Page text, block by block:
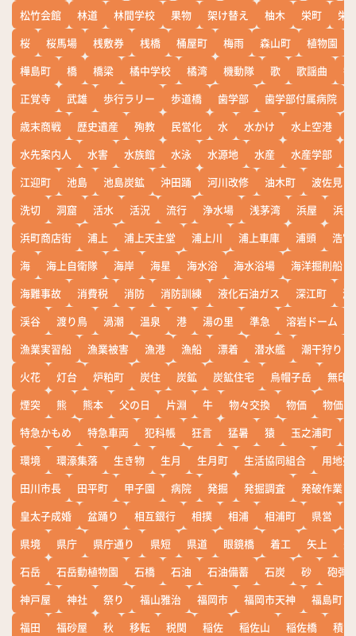
松竹会館 林道 林間学校 果物 架け替え 柚木 栄町
栄
桜
桜馬場 桟敷券 桟橋 桶屋町 梅雨 森山町 植物園
樺島町
橋 橋梁 橘中学校 橘湾 機動隊 歌 歌謡曲
正覚寺
武雄 歩行ラリー 歩道橋 歯学部 歯学部付属病院
歳末商戦
歴史遺産 殉教 民営化 水 水かけ 水上空港
水先案内人
水害 水族館 水泳 水源地 水産 水産学部
江迎町
池島 池島炭鉱 沖田踊 河川改修 油木町
波佐見
洗切
洞窟 活水 活況 流行 浄水場 浅茅湾 浜屋
浜
浜町商店街
浦上 浦上天主堂 浦上川 浦上車庫 浦頭
浩宮
海
海上自衛隊 海岸 海星 海水浴 海水浴場
海洋掘削船
海難事故
消費税 消防 消防訓練 液化石油ガス 深江町
淵
渓谷
渡り鳥 渦潮 温泉 港 湯の里 準急 溶岩ドーム
漁業実習船
漁業被害 漁港 漁船 漂着 潜水艦
潮干狩り
火花
灯台 炉粕町 炭住 炭鉱 炭鉱住宅 烏帽子岳
無印
煙突
熊 熊本 父の日 片淵 牛 物々交換 物価
物価高
特急かもめ
特急車両 犯科帳 狂言 猛暑 猿 玉之浦町
環境
環濠集落 生き物 生月 生月町 生活協同組合
用地売
田川市長
田平町 甲子園 病院 発掘 発掘調査
発破作業
皇太子成婚
盆踊り 相互銀行 相撲 相浦 相浦町 県営
県境
県庁 県庁通り 県短 県道 眼鏡橋 着工 矢上
石岳
石岳動植物園 石橋 石油 石油備蓄 石炭 砂
砲弾
神戸屋
神社 祭り 福山雅治 福岡市 福岡市天神
福島町
福田
福砂屋 秋 移転 税関 稲佐 稲佐山 稲佐橋
積雪